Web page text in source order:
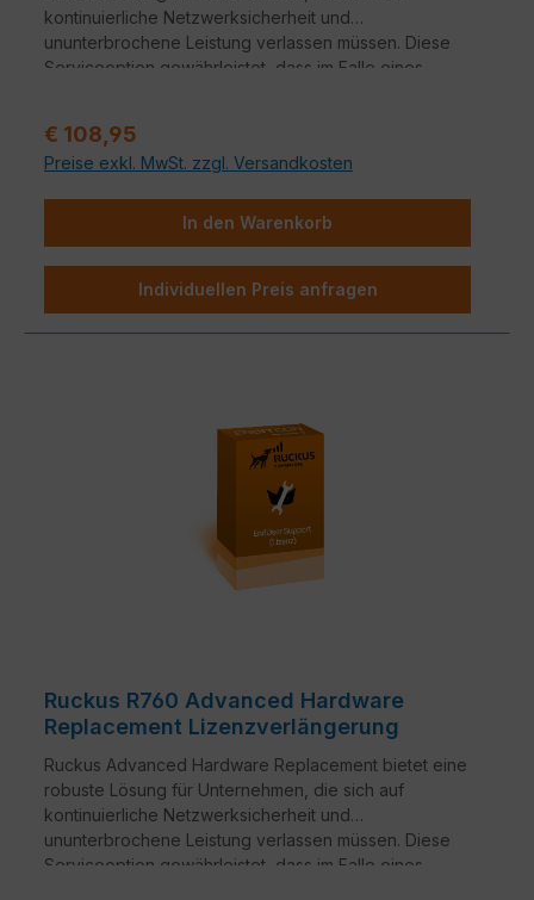
kontinuierliche Netzwerksicherheit und
ununterbrochene Leistung verlassen müssen. Diese
Serviceoption gewährleistet, dass im Falle eines
Verkaufspreis:
€ 108,95
Preise exkl. MwSt. zzgl. Versandkosten
In den Warenkorb
Individuellen Preis anfragen
Ruckus R760 Advanced Hardware
Replacement Lizenzverlängerung
Ruckus Advanced Hardware Replacement bietet eine
robuste Lösung für Unternehmen, die sich auf
kontinuierliche Netzwerksicherheit und
ununterbrochene Leistung verlassen müssen. Diese
Serviceoption gewährleistet, dass im Falle eines